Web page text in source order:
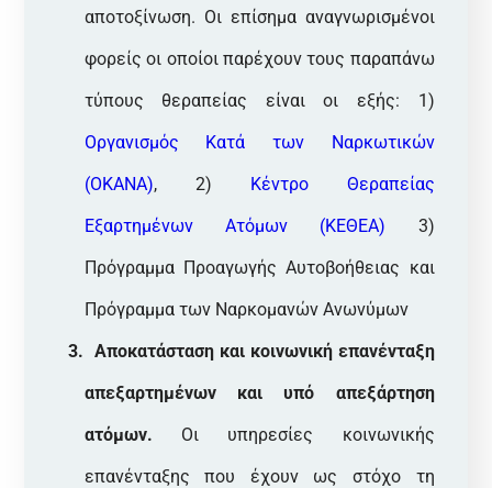
αποτοξίνωση. Οι επίσημα αναγνωρισμένοι
φορείς οι οποίοι παρέχουν τους παραπάνω
τύπους θεραπείας είναι οι εξής: 1)
Οργανισμός Κατά των Ναρκωτικών
(ΟΚΑΝΑ), 2) Κέντρο Θεραπείας
Εξαρτημένων Ατόμων (ΚΕΘΕΑ) 3)
Πρόγραμμα Προαγωγής Αυτοβοήθειας και
Πρόγραμμα των Ναρκομανών Ανωνύμων
Αποκατάσταση και κοινωνική επανένταξη
απεξαρτημένων και υπό απεξάρτηση
ατόμων. Οι υπηρεσίες κοινωνικής
επανένταξης που έχουν ως στόχο τη